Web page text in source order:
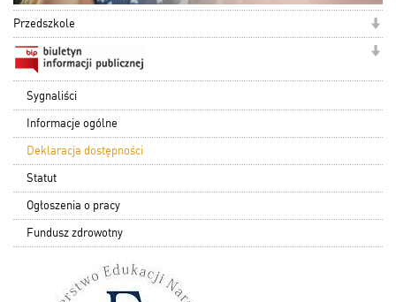
Przedszkole
Sygnaliści
Informacje ogólne
Deklaracja dostępności
Statut
Ogłoszenia o pracy
Fundusz zdrowotny